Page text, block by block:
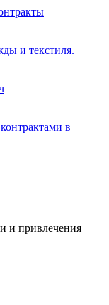
и текстиля.
в
и привлечения